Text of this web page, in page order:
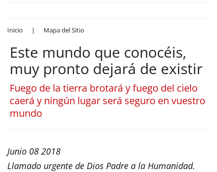
Inicio | Mapa del Sitio
Este mundo que conocéis,
muy pronto dejará de existir
Fuego de la tierra brotará y fuego del cielo
caerá y ningún lugar será seguro en vuestro
mundo
Junio 08 2018
Llamado urgente de Dios Padre a la Humanidad.